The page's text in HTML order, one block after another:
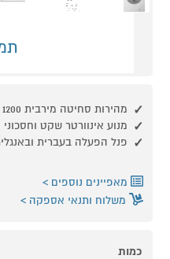
מהירות סחיטה מירבית 1200 סל"ד
מנוע אינוורטר שקט וחסכוני
פנל הפעלה בעברית
מאפיינים נוספים
משלוח ותנאי אספקה
כמות